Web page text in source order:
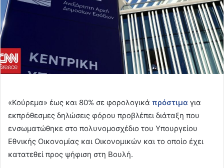
«Κούρεμα» έως και 80% σε φορολογικά πρόστιμα για
εκπρόθεσμες δηλώσεις φόρου προβλέπει διάταξη που
ενσωματώθηκε στο πολυνομοσχέδιο του Υπουργείου
Εθνικής Οικονομίας και Οικονομικών και το οποίο έχει
κατατεθεί προς ψήφιση στη Βουλή.